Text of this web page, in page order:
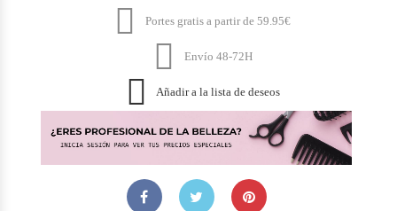
 Portes gratis a partir de 59.95€
 Envío 48-72H
 Añadir a la lista de deseos